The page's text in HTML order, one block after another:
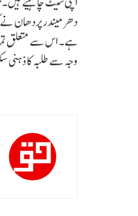
دھرمیندر پردھان نے
ہے۔ اس سے متعلق
وجہ سے طلبہ کا ذہنی